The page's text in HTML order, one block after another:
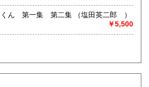
長篇漫画 コックリくん 第一集 第二集 （塩田英二郎 ）
￥5,500